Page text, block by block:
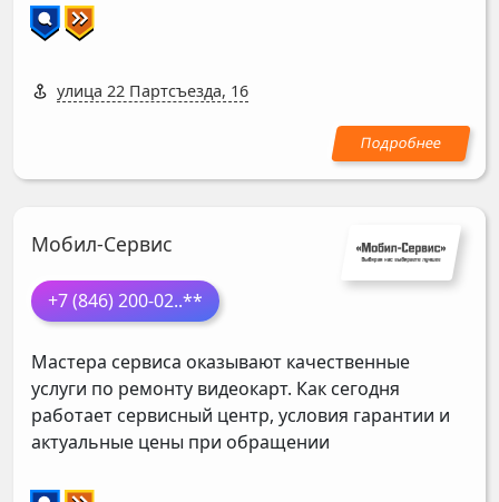
улица 22 Партсъезда, 16
Мобил-Сервис
+7 (846) 200-02..**
Мастера сервиса оказывают качественные
услуги по ремонту видеокарт. Как сегодня
работает сервисный центр, условия гарантии и
актуальные цены при обращении